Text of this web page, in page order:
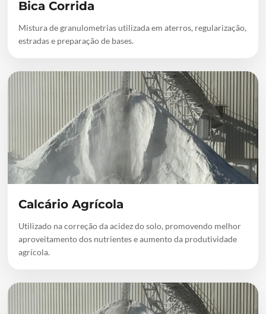
Bica Corrida
Mistura de granulometrias utilizada em aterros, regularização,
estradas e preparação de bases.
Calcário Agrícola
Utilizado na correção da acidez do solo, promovendo melhor
aproveitamento dos nutrientes e aumento da produtividade
agrícola.